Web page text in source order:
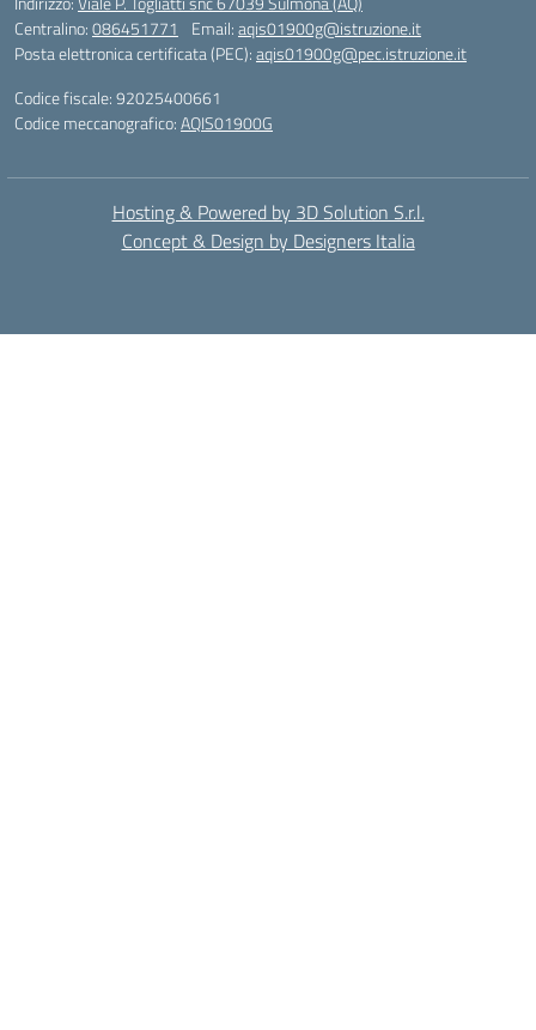
Centralino:086451771 Email:aqis01900g@istruzione.it
Posta elettronica certificata (PEC):aqis01900g@pec.istruzione.it
Codice fiscale: 92025400661
Codice meccanografico:AQIS01900G
Hosting & Powered by 3D Solution S.r.l.
Concept & Design by Designers Italia